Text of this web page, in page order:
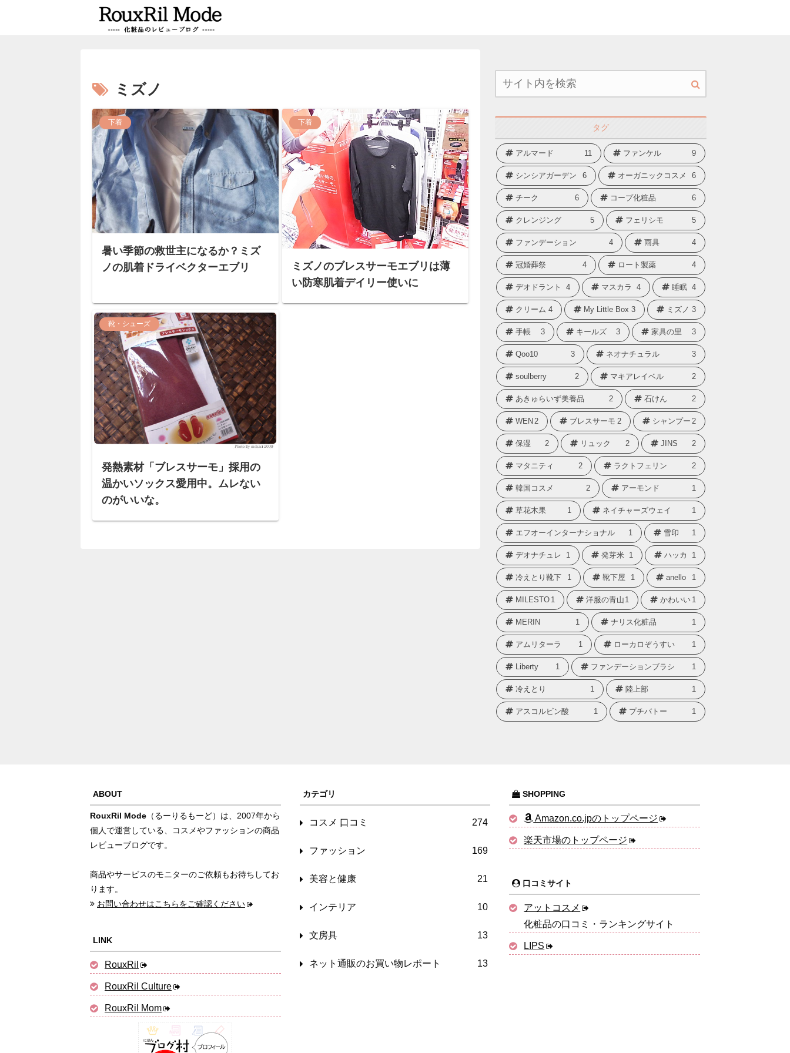
ミズノ
下着
暑い季節の救世主になるか？ミズ
ノの肌着ドライベクターエブリ
下着
ミズノのブレスサーモエブリは薄
い防寒肌着デイリー使いに
靴・シューズ
発熱素材「ブレスサーモ」採用の
温かいソックス愛用中。ムレない
のがいいな。
タグ
アルマード 11 ファンケル 9
シンシアガーデン 6 オーガニックコスメ 6
チーク 6 コープ化粧品 6
クレンジング 5 フェリシモ 5
ファンデーション 4 雨具 4
冠婚葬祭 4 ロート製薬 4
デオドラント 4 マスカラ 4 睡眠 4
クリーム 4 My Little Box 3 ミズノ 3
手帳 3 キールズ 3 家具の里 3
Qoo10 3 ネオナチュラル 3
soulberry 2 マキアレイベル 2
あきゅらいず美養品 2 石けん 2
WEN 2 ブレスサーモ 2 シャンプー 2
保湿 2 リュック 2 JINS 2
マタニティ 2 ラクトフェリン 2
韓国コスメ 2 アーモンド 1
草花木果 1 ネイチャーズウェイ 1
エフオーインターナショナル 1 雪印 1
デオナチュレ 1 発芽米 1 ハッカ 1
冷えとり靴下 1 靴下屋 1 anello 1
MILESTO 1 洋服の青山 1 かわいい 1
MERIN 1 ナリス化粧品 1
アムリターラ 1 ローカロぞうすい 1
Liberty 1 ファンデーションブラシ 1
冷えとり 1 陸上部 1
アスコルビン酸 1 プチバトー 1
ABOUT
RouxRil Mode （るーりるもーど）は、2007年から
個人で運営している、コスメやファッションの商品
レビューブログです。
商品やサービスのモニターのご依頼もお待ちしてお
ります。
お問い合わせはこちらをご確認ください
LINK
RouxRil
RouxRil Culture
RouxRil Mom
カテゴリ
コスメ 口コミ 274
ファッション 169
美容と健康 21
インテリア 10
文房具 13
ネット通販のお買い物レポート 13
SHOPPING
Amazon.co.jpのトップページ
楽天市場のトップページ
口コミサイト
アットコスメ
化粧品の口コミ・ランキングサイト
LIPS